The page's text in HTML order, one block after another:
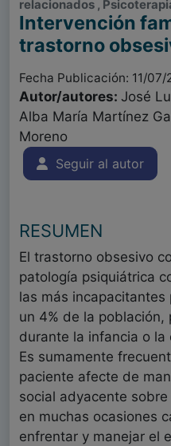
relacionados ,
Intervención
trastorno
Fecha Publicación: 11/07/
Autor/autores: José
Alba María Martínez
Moreno
Seguir al autor
RESUMEN
El trastorno obsesivo
patología psiquiátrica
las más
un 4% de la población,
durante la infancia o la
Es sumamente
paciente afecte de
social adyacente
en muchas ocasiones
enfrentar y manejar el